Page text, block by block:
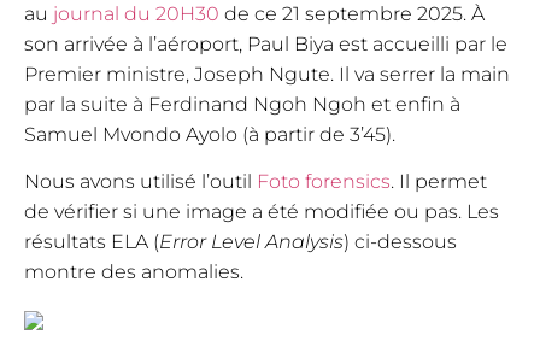
au journal du 20H30 de ce 21 septembre 2025. À
son arrivée à l’aéroport, Paul Biya est accueilli par le
Premier ministre, Joseph Ngute. Il va serrer la main
par la suite à Ferdinand Ngoh Ngoh et enfin à
Samuel Mvondo Ayolo (à partir de 3’45).
Nous avons utilisé l’outil Foto forensics. Il permet
de vérifier si une image a été modifiée ou pas. Les
résultats ELA (Error Level Analysis) ci-dessous
montre des anomalies.